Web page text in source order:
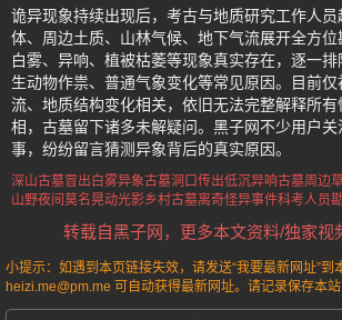
诡异现象持续出现后，考古与地质研究工作人
体、周边土质、山林气候、地下气流展开全方位
白雾、异响、植被枯萎等现象真实存在，逐一
生动物作祟、普通气象变化等常见原因。目前
流、地质结构变化相关，依旧无法完整解释所
相，古墓留下诸多未解疑问。黑子网不少用户
事，纷纷留言猜测异象背后的真实原因。
深山古墓冒出白雾异象古墓洞口传出低沉异响古墓周边
山野夜间莫名晃动光影乡村古墓离奇怪异事件科考人员
转载自黑子网，更多本文资料/独家视
小提示：如遇到本页链接失效，请发送“我要最新网址”到
heizi.me@pm.me 可自动获得最新网址。请记录保存本站